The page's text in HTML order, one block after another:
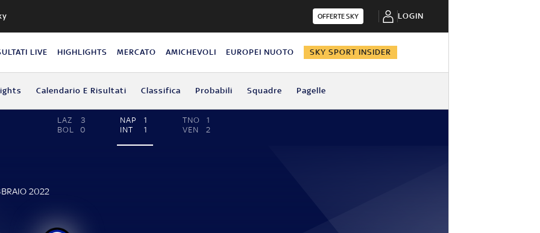
OFFERTE SKY LOGIN
LIVE HIGHLIGHTS MERCATO AMICHEVOLI EUROPEI NUOTO SKY SPORT INSIDER
Calendario E Risultati Classifica Probabili Squadre Pagelle
LAZ
3
BOL
0
NAP
1
INT
1
TNO
1
VEN
2
2022